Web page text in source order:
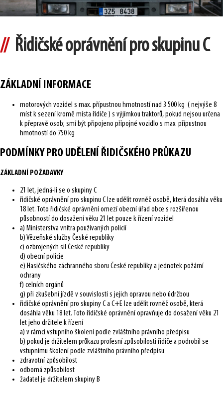
Řidičské oprávnění pro skupinu C
ZÁKLADNÍ INFORMACE
motorových vozidel s max. přípustnou hmotností nad 3 500 kg ( nejvýše 8
míst k sezení kromě místa řidiče ) s výjímkou traktorů, pokud nejsou určena
k přepravě osob; smí být připojeno přípojné vozidlo s max. přípustnou
hmotností do 750 kg
PODMÍNKY PRO UDĚLENÍ ŘIDIČSKÉHO PRŮKAZU
ZÁKLADNÍ POŽADAVKY
21 let, jedná-li se o skupiny C
řidičské oprávnění pro skupinu C lze udělit rovněž osobě, která dosáhla věku
18 let. Toto řidičské oprávnění omezí obecní úřad obce s rozšířenou
působností do dosažení věku 21 let pouze k řízení vozidel
a) Ministerstva vnitra používaných policií
b) Vězeňské služby České republiky
c) ozbrojených sil České republiky
d) obecní policie
e) Hasičského záchranného sboru České republiky a jednotek požární
ochrany
f) celních orgánů
g) při zkušební jízdě v souvislosti s jejich opravou nebo údržbou
řidičské oprávnění pro skupiny C a C+E lze udělit rovněž osobě, která
dosáhla věku 18 let. Toto řidičské oprávnění opravňuje do dosažení věku 21
let jeho držitele k řízení
a) v rámci vstupního školení podle zvláštního právního předpisu
b) pokud je držitelem průkazu profesní způsobilosti řidiče a podrobil se
vstupnímu školení podle zvláštního právního předpisu
zdravotní způsobilost
odborná způsobilost
žadatel je držitelem skupiny B